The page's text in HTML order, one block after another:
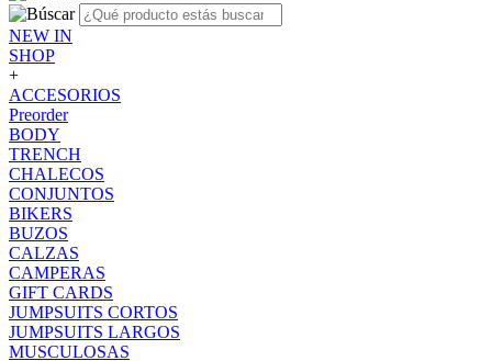
NEW IN
SHOP
+
ACCESORIOS
Preorder
BODY
TRENCH
CHALECOS
CONJUNTOS
BIKERS
BUZOS
CALZAS
CAMPERAS
GIFT CARDS
JUMPSUITS CORTOS
JUMPSUITS LARGOS
MUSCULOSAS